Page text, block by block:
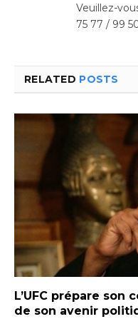
Veuillez-
75 77 / 99
RELATED POSTS
L’UFC prépare
de son avenir